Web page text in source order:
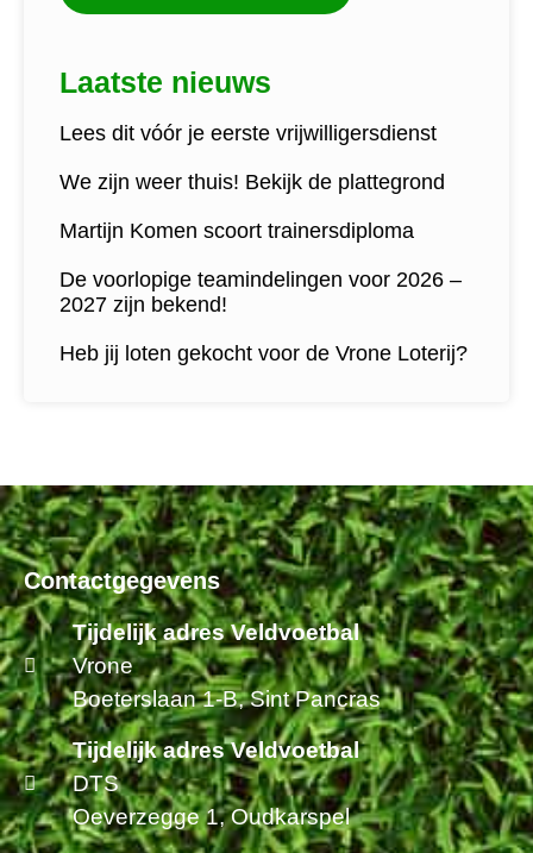
Laatste nieuws
Lees dit vóór je eerste vrijwilligersdienst
We zijn weer thuis! Bekijk de plattegrond
Martijn Komen scoort trainersdiploma
De voorlopige teamindelingen voor 2026 –
2027 zijn bekend!
Heb jij loten gekocht voor de Vrone Loterij?
Contactgegevens
Tijdelijk adres Veldvoetbal
Vrone
Boeterslaan 1-B, Sint Pancras
Tijdelijk adres Veldvoetbal
DTS
Oeverzegge 1, Oudkarspel